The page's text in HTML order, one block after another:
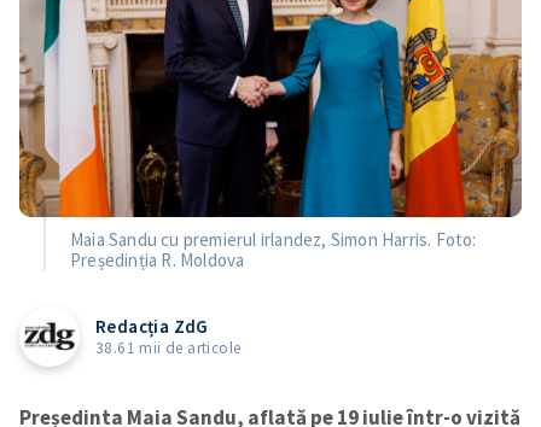
Maia Sandu cu premierul irlandez, Simon Harris. Foto:
Președinția R. Moldova
Redacția ZdG
38.61 mii de articole
Președinta Maia Sandu, aflată pe 19 iulie într-o vizită